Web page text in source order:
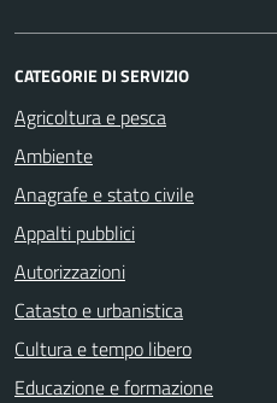
CATEGORIE DI SERVIZIO
Agricoltura e pesca
Ambiente
Anagrafe e stato civile
Appalti pubblici
Autorizzazioni
Catasto e urbanistica
Cultura e tempo libero
Educazione e formazione